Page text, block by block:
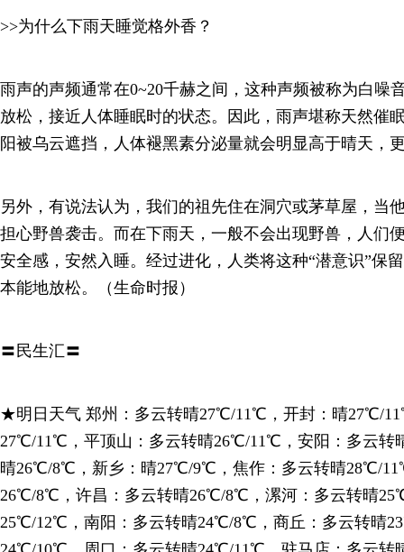
>>为什么下雨天睡觉格外香？
雨声的声频通常在0~20千赫之间，这种声频被称为白噪
放松，接近人体睡眠时的状态。因此，雨声堪称天然催
阳被乌云遮挡，人体褪黑素分泌量就会明显高于晴天，
另外，有说法认为，我们的祖先住在洞穴或茅草屋，当
担心野兽袭击。而在下雨天，一般不会出现野兽，人们
安全感，安然入睡。经过进化，人类将这种“潜意识”保
本能地放松。（生命时报）
〓民生汇〓
★明日天气 郑州：多云转晴27℃/11℃，开封：晴27℃/
27℃/11℃，平顶山：多云转晴26℃/11℃，安阳：多云转
晴26℃/8℃，新乡：晴27℃/9℃，焦作：多云转晴28℃/
26℃/8℃，许昌：多云转晴26℃/8℃，漯河：多云转晴
25℃/12℃，南阳：多云转晴24℃/8℃，商丘：多云转晴